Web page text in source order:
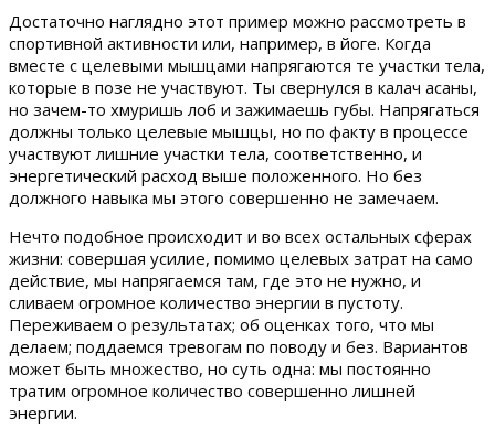
Достаточно наглядно этот пример можно рассмотреть в
спортивной активности или, например, в йоге. Когда
вместе с целевыми мышцами напрягаются те участки тела,
которые в позе не участвуют. Ты свернулся в калач асаны,
но зачем-то хмуришь лоб и зажимаешь губы. Напрягаться
должны только целевые мышцы, но по факту в процессе
участвуют лишние участки тела, соответственно, и
энергетический расход выше положенного. Но без
должного навыка мы этого совершенно не замечаем.
Нечто подобное происходит и во всех остальных сферах
жизни: совершая усилие, помимо целевых затрат на само
действие, мы напрягаемся там, где это не нужно, и
сливаем огромное количество энергии в пустоту.
Переживаем о результатах; об оценках того, что мы
делаем; поддаемся тревогам по поводу и без. Вариантов
может быть множество, но суть одна: мы постоянно
тратим огромное количество совершенно лишней
энергии.